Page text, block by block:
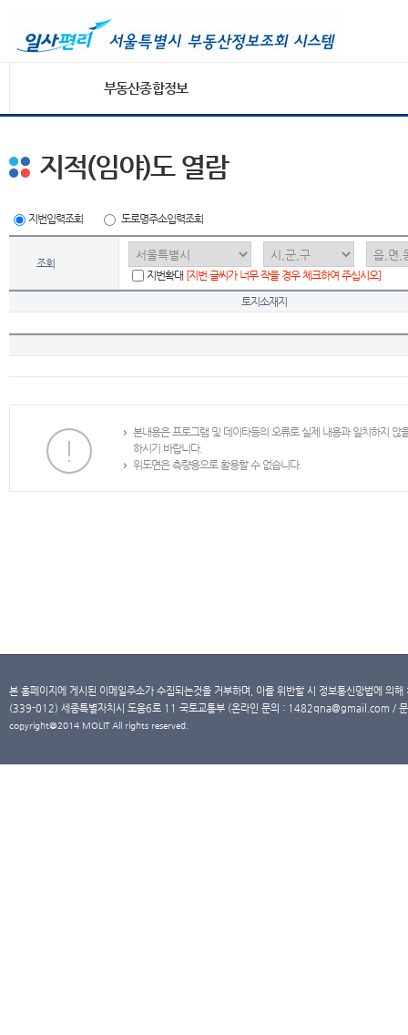
부동산종합정보
지적(임야)도 열람
지번입력조회 도로명주소입력조회
조회
지번확대 [지번 글씨가 너무 작을 경우 체크하여 주십시오]
토지소재지
본내용은 프로그램 및 데이타등의 오류로 실제 내용과 일치하지
하시기 바랍니다.
위도면은 측량용으로 활용할 수 없습니다.
본 홈페이지에 게시된 이메일주소가 수집되는것을 거부하며, 이를 위반할 시 정보통신망법에 의
(339-012) 세종특별자치시 도움6로 11 국토교통부 (온라인 문의 : 1482qna@gmail.com /
copyright@2014 MOLIT All rights reserved.